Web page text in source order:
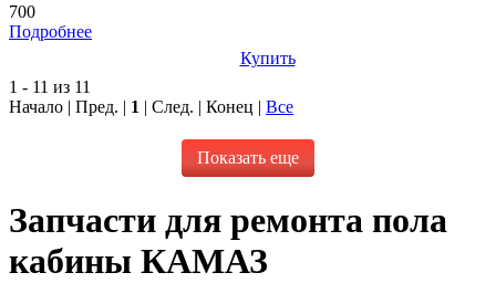
700
Подробнее
Купить
1 - 11 из 11
Начало | Пред. | 1 | След. | Конец | Все
Показать еще
Запчасти для ремонта пола
кабины КАМАЗ